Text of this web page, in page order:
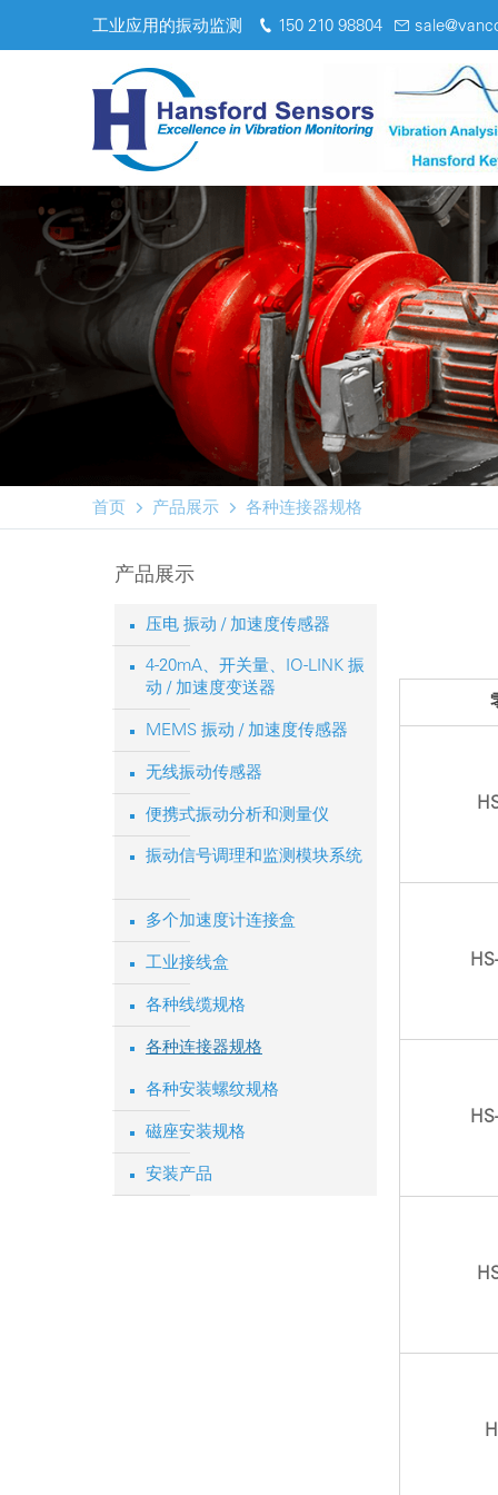
工业应用的振动监测 150 210 98804
首页  产品展示  各种连接器规格
产品展示
压电 振动 / 加速度传感器
4-20mA、开关量、IO-LINK 振
动 / 加速度变送器
MEMS 振动 / 加速度传感器
无线振动传感器
便携式振动分析和测量仪
振动信号调理和监测模块系统
多个加速度计连接盒
工业接线盒
各种线缆规格
各种连接器规格
各种安装螺纹规格
磁座安装规格
安装产品